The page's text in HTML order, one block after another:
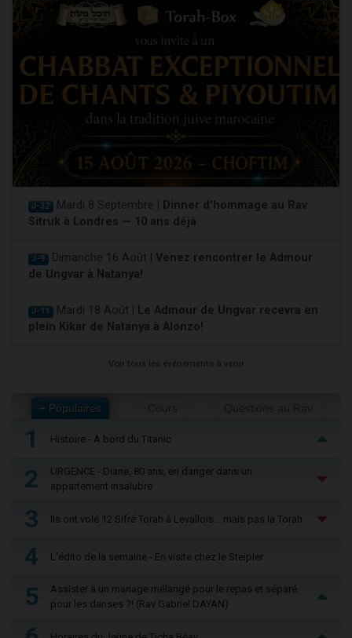
J-32 Mardi 8 Septembre | Dinner d'hommage au Rav
Sitruk à Londres — 10 ans déjà
J-9 Dimanche 16 Août | Venez rencontrer le Admour
de Ungvar à Natanya!
J-11 Mardi 18 Août | Le Admour de Ungvar recevra en
plein Kikar de Natanya à Alonzo!
Voir tous les événements à venir
+ Populaires
1 Histoire - À bord du Titanic
2
URGENCE - Diane, 80 ans, en danger dans un
appartement insalubre
3 Ils ont volé 12 Sifré Torah à Levallois… mais pas la Torah
4 L'édito de la semaine - En visite chez le Steipler
5
Assister à un mariage mélangé pour le repas et séparé
pour les danses ?! (Rav Gabriel DAYAN)